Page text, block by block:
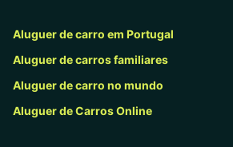
Aluguer de carro em Portugal
Aluguer de carros familiares
Aluguer de carro no mundo
Aluguer de Carros Online